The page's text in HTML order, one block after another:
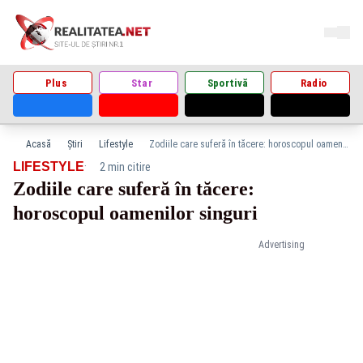
Plus Star Sportivă Radio
Acasă Știri Lifestyle Zodiile care suferă în tăcere: horoscopul oamenilor singuri
Advertising
LIFESTYLE· 2 min citire
Zodiile care suferă în tăcere:
horoscopul oamenilor singuri